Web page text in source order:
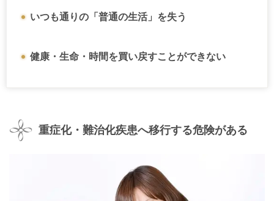
いつも通りの「普通の生活」を失う
健康・生命・時間を買い戻すことができない
重症化・難治化疾患へ移行する危険がある